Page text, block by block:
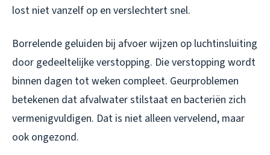
lost niet vanzelf op en verslechtert snel.
Borrelende geluiden bij afvoer wijzen op luchtinsluiting
door gedeeltelijke verstopping. Die verstopping wordt
binnen dagen tot weken compleet. Geurproblemen
betekenen dat afvalwater stilstaat en bacteriën zich
vermenigvuldigen. Dat is niet alleen vervelend, maar
ook ongezond.